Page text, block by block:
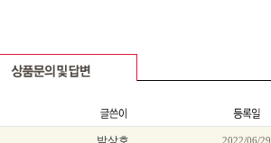
박상호 2022/06/29